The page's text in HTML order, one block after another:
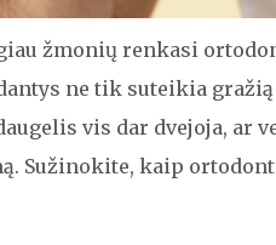
žmonių renkasi
ne tik suteikia
vis dar dvejoja, ar
Sužinokite, kaip